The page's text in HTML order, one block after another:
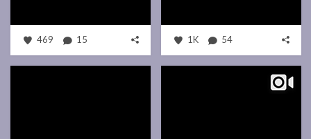
469 15 1K 54